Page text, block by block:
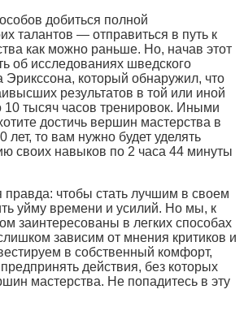
добиться полной
талантов — отправиться в путь к
как можно раньше. Но, начав этот
об исследованиях шведского
Эрикссона, который обнаружил, что
результатов в той или иной
тысяч часов тренировок. Иными
достичь вершин мастерства в
лет, то вам нужно будет уделять
своих навыков по 2 часа 44 минуты
правда: чтобы стать лучшим в своем
уйму времени и усилий. Но мы, к
заинтересованы в легких способах
зависим от мнения критиков и
в собственный комфорт,
действия, без которых
мастерства. Не попадитесь в эту